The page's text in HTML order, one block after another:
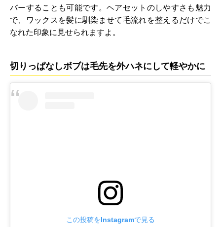
バーすることも可能です。ヘアセットのしやすさも魅力
で、ワックスを髪に馴染ませて毛流れを整えるだけでこ
なれた印象に見せられますよ。
切りっぱなしボブは毛先を外ハネにして軽やかに
この投稿をInstagramで見る